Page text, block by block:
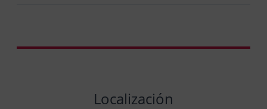
Localización